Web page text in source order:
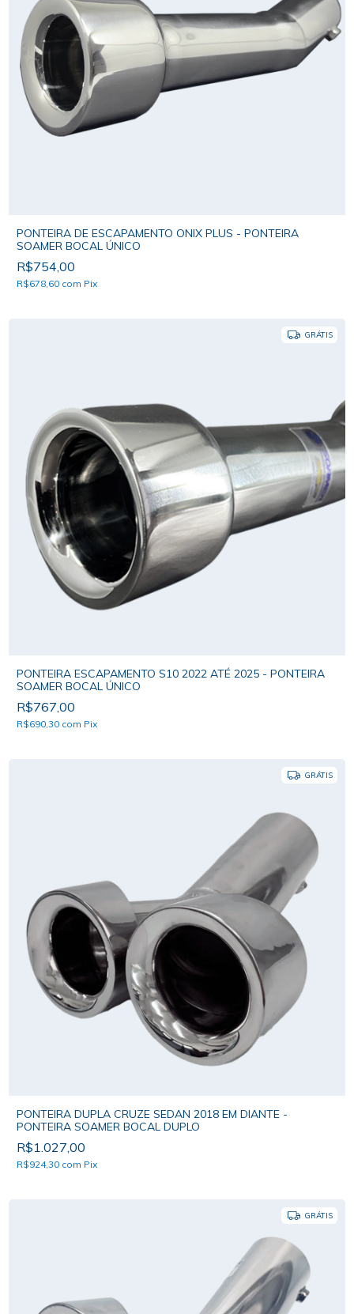
PONTEIRA DE ESCAPAMENTO ONIX PLUS - PONTEIRA
SOAMER BOCAL ÚNICO
R$754,00
R$678,60 com Pix
GRÁTIS
PONTEIRA ESCAPAMENTO S10 2022 ATÉ 2025 - PONTEIRA
SOAMER BOCAL ÚNICO
R$767,00
R$690,30 com Pix
GRÁTIS
PONTEIRA DUPLA CRUZE SEDAN 2018 EM DIANTE -
PONTEIRA SOAMER BOCAL DUPLO
R$1.027,00
R$924,30 com Pix
GRÁTIS